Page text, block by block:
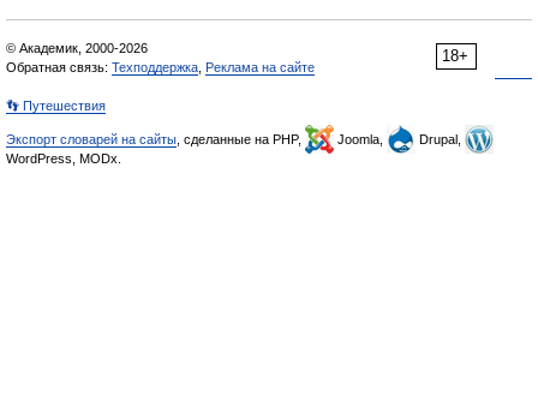
18+
© Академик, 2000-2026
Обратная связь: Техподдержка Реклама на сайте
👣 Путешествия
Экспорт словарей на сайты , сделанные на PHP, Joomla,
Drupal,
WordPress, MODx.